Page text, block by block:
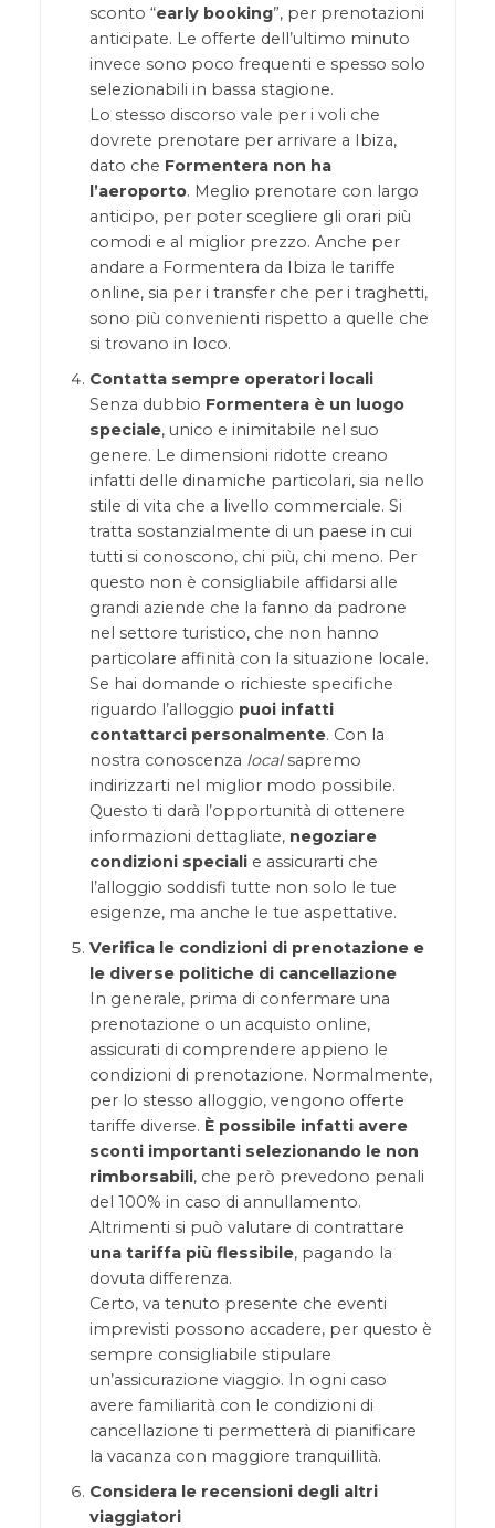
sconto “early booking”, per prenotazioni
anticipate. Le offerte dell’ultimo minuto
invece sono poco frequenti e spesso solo
selezionabili in bassa stagione.
Lo stesso discorso vale per i voli che
dovrete prenotare per arrivare a Ibiza,
dato che Formentera non ha
l’aeroporto. Meglio prenotare con largo
anticipo, per poter scegliere gli orari più
comodi e al miglior prezzo. Anche per
andare a Formentera da Ibiza le tariffe
online, sia per i transfer che per i traghetti,
sono più convenienti rispetto a quelle che
si trovano in loco.
Contatta sempre operatori locali
Senza dubbio Formentera è un luogo
speciale, unico e inimitabile nel suo
genere. Le dimensioni ridotte creano
infatti delle dinamiche particolari, sia nello
stile di vita che a livello commerciale. Si
tratta sostanzialmente di un paese in cui
tutti si conoscono, chi più, chi meno. Per
questo non è consigliabile affidarsi alle
grandi aziende che la fanno da padrone
nel settore turistico, che non hanno
particolare affinità con la situazione locale.
Se hai domande o richieste specifiche
riguardo l’alloggio puoi infatti
contattarci personalmente. Con la
nostra conoscenza localsapremo
indirizzarti nel miglior modo possibile.
Questo ti darà l’opportunità di ottenere
informazioni dettagliate, negoziare
condizioni specialie assicurarti che
l’alloggio soddisfi tutte non solo le tue
esigenze, ma anche le tue aspettative.
Verifica le condizioni di prenotazione e
le diverse politiche di cancellazione
In generale, prima di confermare una
prenotazione o un acquisto online,
assicurati di comprendere appieno le
condizioni di prenotazione. Normalmente,
per lo stesso alloggio, vengono offerte
tariffe diverse. È possibile infatti avere
sconti importanti selezionando le non
rimborsabili, che però prevedono penali
del 100% in caso di annullamento.
Altrimenti si può valutare di contrattare
una tariffa più flessibile, pagando la
dovuta differenza.
Certo, va tenuto presente che eventi
imprevisti possono accadere, per questo è
sempre consigliabile stipulare
un’assicurazione viaggio. In ogni caso
avere familiarità con le condizioni di
cancellazione ti permetterà di pianificare
la vacanza con maggiore tranquillità.
Considera le recensioni degli altri
viaggiatori